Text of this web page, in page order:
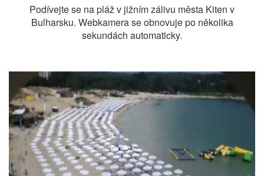
Podívejte se na pláž v jižním zálivu města Kiten v
Bulharsku. Webkamera se obnovuje po několika
sekundách automaticky.